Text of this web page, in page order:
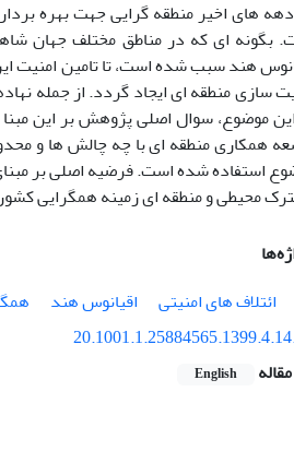
های اخیر منطقه گرایی جهت بهره
بگونه ای که در مناطق مختلف جهان
هند سبب شده است، تا تامین امنیت
سازی منطقه ای ایجاد گردد. از جمله
موضوع، سوال اصلی پژوهش بر این
همکاری منطقه ای با چه چالش ها و
استفاده شده است. فرضیه اصلی بر
محیطی و منطقه ای زمینه همگرایی
ائتلاف های امنیتی اقیانوس هند
English